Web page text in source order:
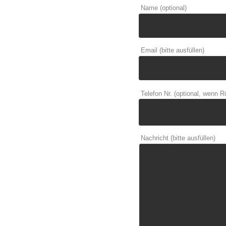
Name (optional)
Email (bitte ausfüllen)
Telefon Nr. (optional, wenn
Nachricht (bitte ausfüllen)